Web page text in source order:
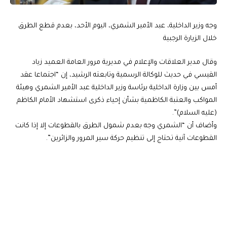
وجه وزير الداخلية، عبد الأمير الشمري، اليوم الأحد، بعدم قطع الطرق
خلال الزيارة الرجبية
وقال مدير العلاقات والإعلام في مديرية مرور العامة العميد زياد
القيسي في حديث للوكالة الرسمية وتابعته الرشيد، إن “اجتماعا عقد
أمس بين وزارة الداخلية برئاسة وزير الداخلية عبد الأمير الشمري وهيئة
المواكب والعتبة الكاظمية بشأن إحياء ذكرى استشهاد الأمام الكاظم
(عليه السلام)”.
وأضاف أن “الشمري وجه بعدم شمول الطرق بالقطوعات إلا إذا كانت
القطوعات آنية تحتاج إلى تنظيم حركة سير المرور والزائرين”.